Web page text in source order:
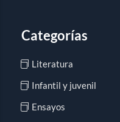
Categorías
Literatura
Infantil y juvenil
Ensayos